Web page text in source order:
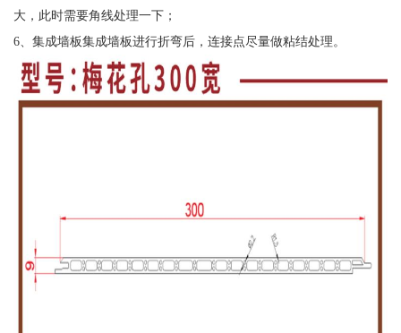
大，此时需要角线处理一下；
6、集成墙板集成墙板进行折弯后，连接点尽量做粘结处理。